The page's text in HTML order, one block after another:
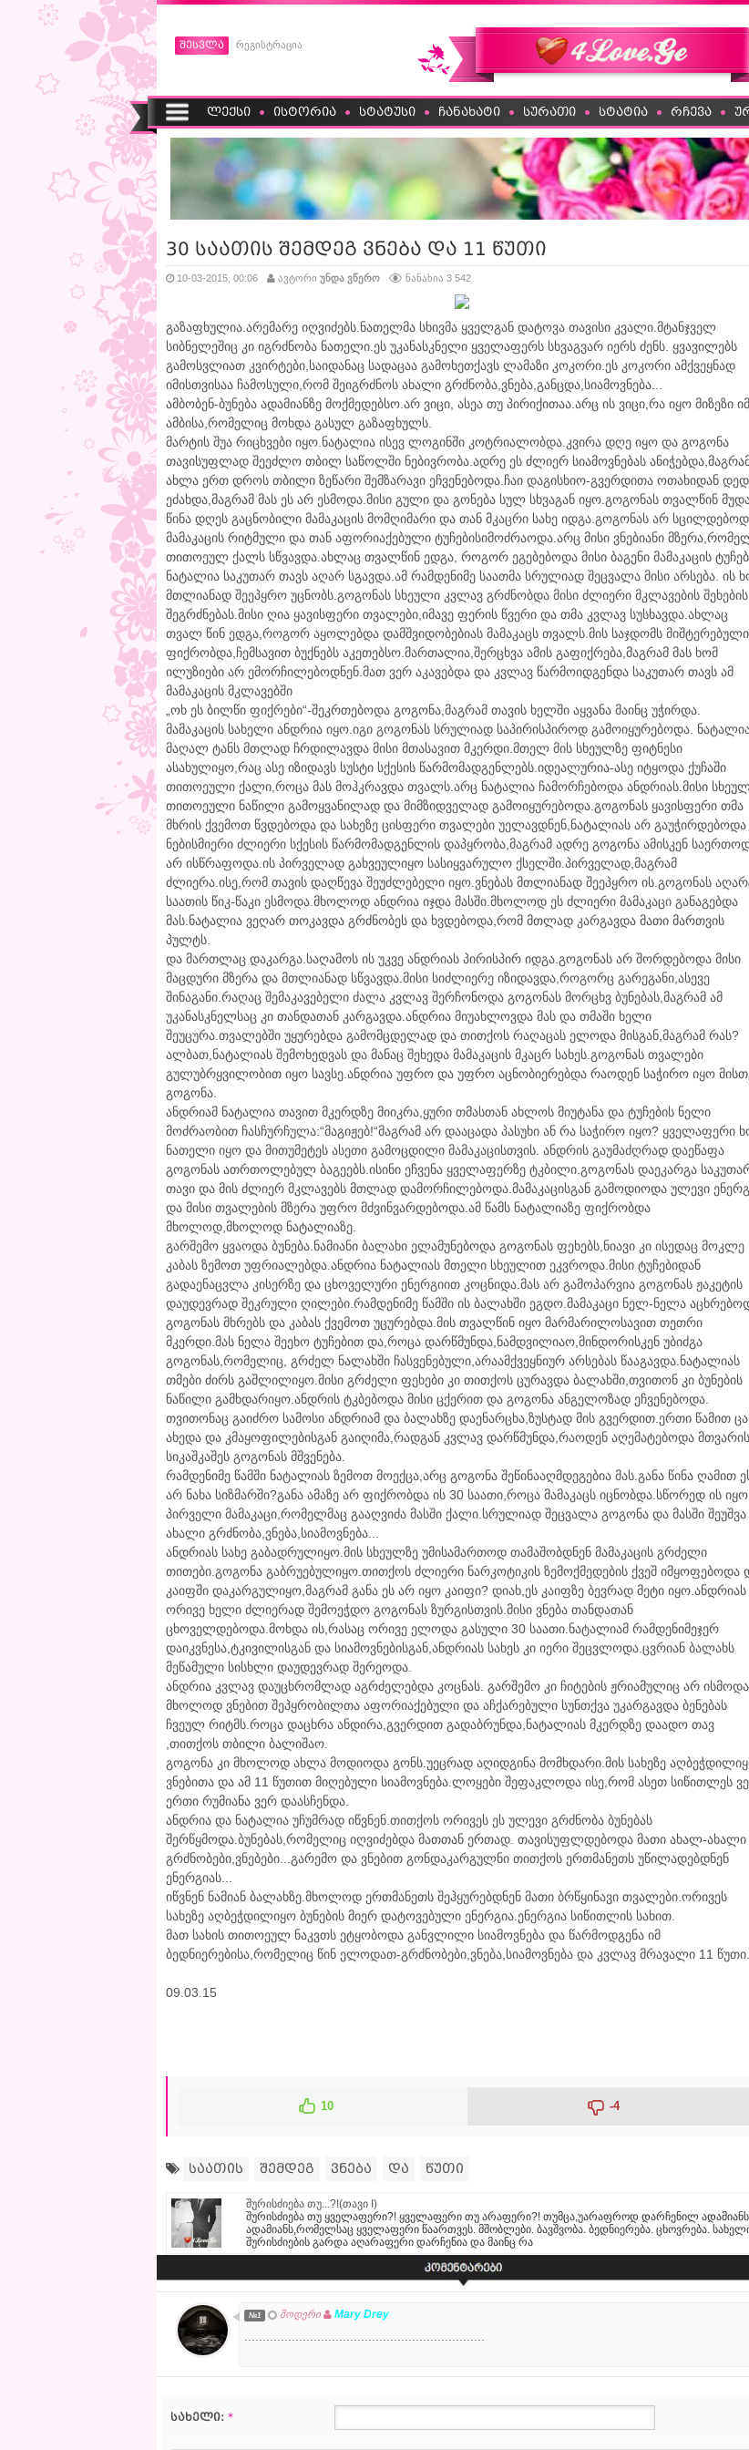
შესვლა რეგისტრაცია
ლექსი ისტორია სტატუსი ჩანახატი სურათი სტატია რჩევა
30 საათის შემდეგ ვნება და 11 წუთი
10-03-2015, 00:06 ავტორი უნდა ვწერო ნანახია 3 542
გაზაფხულია.არემარე იღვიძებს.ნათელმა სხივმა ყველგან დატოვა თავისი კვალი.მტანჯველ
სიბნელეშიც კი იგრძნობა ნათელი.ეს უკანასკნელი ყველაფერს სხვაგვარ იერს ძენს. ყვავილებს
გამოსვლიათ კვირტები,საიდანაც სადაცაა გამოხეთქავს ლამაზი კოკორი.ეს კოკორი ამქვეყნად
იმისთვისაა ჩამოსული,რომ შეიგრძნოს ახალი გრძნობა,ვნება,განცდა,სიამოვნება...
ამბობენ-ბუნება ადამიანზე მოქმედებსო.არ ვიცი, ასეა თუ პირიქითაა.არც ის ვიცი,რა იყო მიზეზი იმ
ამბისა,რომელიც მოხდა გასულ გაზაფხულს.
მარტის შუა რიცხვები იყო.ნატალია ისევ ლოგინში კოტრიალობდა.კვირა დღე იყო და გოგონა
თავისუფლად შეეძლო თბილ საწოლში ნებივრობა.ადრე ეს ძლიერ სიამოვნებას
ახლა ერთ დროს თბილი ზეწარი შემზარავი ეჩვენებოდა.ჩაი დაგისხიო-გვერდითა ოთახიდან
ეძახდა,მაგრამ მას ეს არ ესმოდა.მისი გული და გონება სულ სხვაგან იყო.გოგონას თვალწინ
წინა დღეს გაცნობილი მამაკაცის მომღიმარი და თან მკაცრი სახე იდგა.გოგონას არ
მამაკაცის რიტმული და თან აფორიაქებული ტუჩებისიმოძრაოდა.არც მისი ვნებიანი
თითოეულ ქალს სწვავდა.ახლაც თვალწინ ედგა, როგორ ეგებებოდა მისი ბაგენი მამაკაცის
ნატალია საკუთარ თავს აღარ სგავდა.ამ რამდენიმე საათმა სრულიად შეცვალა მისი არსება. ის
მთლიანად შეეპყრო უცნობს.გოგონას სხეული კვლავ გრძნობდა მისი ძლიერი მკლავების შეხების
შეგრძნებას.მისი ღია ყავისფერი თვალები,იმავე ფერის წვერი და თმა კვლავ სუსხავდა.ახლაც
თვალ წინ ედგა,როგორ აყოლებდა დამშვიდობებიას მამაკაცს თვალს.მის საჯდომს მიშტერებული
ფიქრობდა,ჩემსავით ბუქნებს აკეთებსო.მართალია,შერცხვა ამის გაფიქრება,მაგრამ მას ხომ
ილუზიები არ ემორჩილებოდნენ.მათ ვერ აკავებდა და კვლავ წარმოიდგენდა საკუთარ თავს ამ
მამაკაცის მკლავებში
„ოხ ეს ბილწი ფიქრები“-შეკრთებოდა გოგონა,მაგრამ თავის ხელში აყვანა მაინც უჭირდა.
მამაკაცის სახელი ანდრია იყო.იგი გოგონას სრულიად საპირისპიროდ გამოიყურებოდა.
მაღალ ტანს მთლად ჩრდილავდა მისი მთასავით მკერდი.მთელ მის სხეულზე ფიტნესი
ასახულიყო,რაც ასე იზიდავს სუსტი სქესის წარმომადგენლებს.იდეალურია-ასე იტყოდა ქუჩაში
თითოეული ქალი,როცა მას მოჰკრავდა თვალს.არც ნატალია ჩამორჩებოდა ანდრიას.მისი
თითოეული ნაწილი გამოყვანილად და მიმზიდველად გამოიყურებოდა.გოგონას ყავისფერი თმა
მხრის ქვემოთ წვდებოდა და სახეზე ცისფერი თვალები უელავდნენ,ნატალიას არ გაუჭირდებოდა
ნებისმიერი ძლიერი სქესის წარმომადგენლის დაპყრობა,მაგრამ ადრე გოგონა ამისკენ
არ ისწრაფოდა.ის პირველად გახვეულიყო სასიყვარულო ქსელში.პირველად,მაგრამ
ძლიერა.ისე,რომ თავის დაღწევა შეუძლებელი იყო.ვნებას მთლიანად შეეპყრო ის.გოგონას
საათის წიკ-წაკი ესმოდა.მხოლოდ ანდრია იჯდა მასში.მხოლოდ ეს ძლიერი მამაკაცი განაგებდა
მას.ნატალია ვეღარ თოკავდა გრძნობეს და ხვდებოდა,რომ მთლად კარგავდა მათი მართვის
პულტს.
და მართლაც დაკარგა.საღამოს ის უკვე ანდრიას პირისპირ იდგა.გოგონას არ შორდებოდა მისი
მაცდური მზერა და მთლიანად სწვავდა.მისი სიძლიერე იზიდავდა,როგორც გარეგანი,ასევე
შინაგანი.რაღაც შემაკავებელი ძალა კვლავ შერჩონოდა გოგონას მორცხვ ბუნებას,მაგრამ ამ
უკანასკნელსაც კი თანდათან კარგავდა.ანდრია მიუახლოვდა მას და თმაში ხელი
შეუცურა.თვალებში უყურებდა გამომცდელად და თითქოს რაღაცას ელოდა მისგან,მაგრამ რას?
ალბათ,ნატალიას შემოხედვას და მანაც შეხედა მამაკაცის მკაცრ სახეს.გოგონას თვალები
გულუბრყვილობით იყო სავსე.ანდრია უფრო და უფრო აცნობიერებდა რაოდენ საჭირო იყო
გოგონა.
ანდრიამ ნატალია თავით მკერდზე მიიკრა,ყური თმასთან ახლოს მიუტანა და ტუჩების ნელი
მოძრაობით ჩასჩურჩულა:“მაგიჟებ!“მაგრამ არ დააცადა პასუხი ან რა საჭირო იყო? ყველაფერი
ნათელი იყო და მითუმეტეს ასეთი გამოცდილი მამაკაცისთვის. ანდრის გაუმაძღრად დაეწაფა
გოგონას ათრთოლებულ ბაგეებს.ისინი ეჩვენა ყველაფერზე ტკბილი.გოგონას დაეკარგა
თავი და მის ძლიერ მკლავებს მთლად დამორჩილებოდა.მამაკაცისგან გამოდიოდა ულევი
და მისი თვალების მზერა უფრო მძვინვარდებოდა.ამ წამს ნატალიაზე ფიქრობდა
მხოლოდ,მხოლოდ ნატალიაზე.
გარშემო ყვაოდა ბუნება.ნამიანი ბალახი ელამუნებოდა გოგონას ფეხებს,ნიავი კი ისედაც მოკლე
კაბას ზემოთ უფრიალებდა.ანდრია ნატალიას მთელი სხეულით ეკვროდა.მისი ტუჩებიდან
გადაენაცვლა კისერზე და ცხოველური ენერგიით კოცნიდა.მას არ გამოპარვია გოგონას ჟაკეტის
დაუდევრად შეკრული ღილები.რამდენიმე წამში ის ბალახში ეგდო.მამაკაცი ნელ-ნელა
გოგონას მხრებს და კაბას ქვემოთ უცურებდა.მის თვალწინ იყო მარმარილოსავით თეთრი
მკერდი.მას ნელა შეეხო ტუჩებით და,როცა დარწმუნდა,ნამდვილიაო,მინდორისკენ უბიძგა
გოგონას,რომელიც, გრძელ ნალახში ჩასვენებული,არაამქვეყნიურ არსებას წააგავდა.ნატალიას
თმები ძირს გაშლილიყო.მისი გრძელი ფეხები კი თითქოს ცურავდა ბალახში,თვითონ კი ბუნების
ნაწილი გამხდარიყო.ანდრის ტკბებოდა მისი ცქერით და გოგონა ანგელოზად ეჩვენებოდა.
თვითონაც გაიძრო სამოსი ანდრიამ და ბალახზე დაენარცხა,ზუსტად მის გვერდით.ერთი წამით
ახედა და კმაყოფილებისგან გაიღიმა,რადგან კვლავ დარწმუნდა,რაოდენ აღემატებოდა მთვარის
სიკაშკაშეს გოგონას მშვენება.
რამდენიმე წამში ნატალიას ზემოთ მოექცა,არც გოგონა შეწინააღმდეგებია მას.განა წინა ღამით
არ ნახა სიზმარში?განა ამაზე არ ფიქრობდა ის 30 საათი,როცა მამაკაცს იცნობდა.სწორედ ის იყო
პირველი მამაკაცი,რომელმაც გააღვიძა მასში ქალი.სრულიად შეცვალა გოგონა და მასში შეუშვა
ახალი გრძნობა,ვნება,სიამოვნება...
ანდრიას სახე გაბადრულიყო.მის სხეულზე უმისამართოდ თამაშობდნენ მამაკაცის გრძელი
თითები.გოგონა გაბრუებულიყო.თითქოს ძლიერი ნარკოტიკის ზემოქმედების ქვეშ იმყოფებოდა
კაიფში დაკარგულიყო,მაგრამ განა ეს არ იყო კაიფი? დიახ,ეს კაიფზე ბევრად მეტი იყო.ანდრიას
ორივე ხელი ძლიერად შემოეჭდო გოგონას ზურგისთვის.მისი ვნება თანდათან
ცხოველდებოდა.მოხდა ის,რასაც ორივე ელოდა გასული 30 საათი.ნატალიამ რამდენიმეჯერ
დაიკვნესა,ტკივილისგან და სიამოვნებისგან,ანდრიას სახეს კი იერი შეცვლოდა.ცვრიან ბალახს
მეწამული სისხლი დაუდევრად შერეოდა.
ანდრია კვლავ დაუცხრომლად აგრძელებდა კოცნას. გარშემო კი ჩიტების ჟრიამულიც არ ისმოდა.
მხოლოდ ვნებით შეპყრობილთა აფორიაქებული და აჩქარებული სუნთქვა უკარგავდა ბენებას
ჩვეულ რიტმს.როცა დაცხრა ანდირა,გვერდით გადაბრუნდა,ნატალიას მკერდზე დაადო თავ
,თითქოს თბილი ბალიშაო.
გოგონა კი მხოლოდ ახლა მოდიოდა გონს.უეცრად აღიდგინა მომხდარი.მის სახეზე
ვნებითა და ამ 11 წუთით მიღებული სიამოვნება.ლოყები შეფაკლოდა ისე,რომ ასეთ სიწითლეს
ერთი რუმიანა ვერ დაასჩენდა.
ანდრია და ნატალია უჩუმრად იწვნენ.თითქოს ორივეს ეს ულევი გრძნობა ბუნებას
შერწყმოდა.ბუნებას,რომელიც იღვიძებდა მათთან ერთად. თავისუფლდებოდა მათი ახალ-ახალი
გრძნობები,ვნებები...გარემო და ვნებით გონდაკარგულნი თითქოს ერთმანეთს უწილადებდნენ
ენერგიას...
იწვნენ ნამიან ბალახზე.მხოლოდ ერთმანეთს შეჰყურებდნენ მათი ბრწყინავი თვალები.ორივეს
სახეზე აღბეჭდილიყო ბუნების მიერ დატოვებული ენერგია.ენერგია სიწითლის სახით.
მათ სახის თითოეულ ნაკვთს ეტყობოდა განვლილი სიამოვნება და წარმოდგენა იმ
ბედნიერებისა,რომელიც წინ ელოდათ-გრძნობები,ვნება,სიამოვნება და კვლავ მრავალი 11 წუთი.
09.03.15
10 -4
საათის შემდეგ ვნება და წუთი
შურისძიება თუ...?!(თავი I)
შურისძიება თუ ყველაფერი?! ყველაფერი თუ არაფერი?! თუმცა,უარაფროდ დარჩენილ
ადამიანს,რომელსაც ყველაფერი წაართვეს. მშობლები. ბავშვობა. ბედნიერება. ცხოვრება.
შურისძიების გარდა აღარაფერი დარჩენია და მაინც რა
№1 მოდერი Mary Drey
..................................................................
სახელი: *